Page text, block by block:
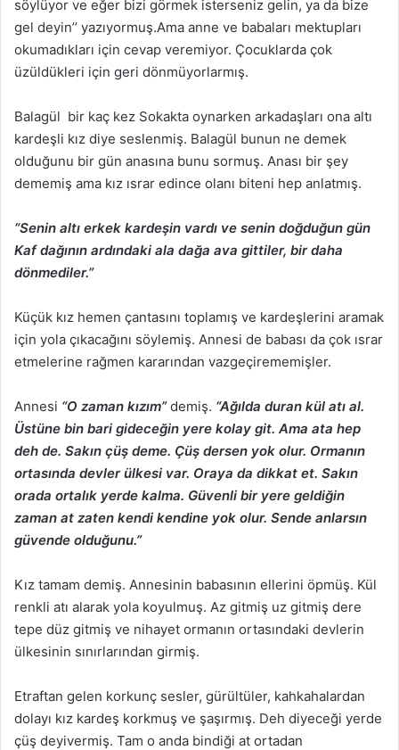
söylüyor ve eğer bizi görmek isterseniz gelin, ya da bize
gel deyin’’ yazıyormuş.Ama anne ve babaları mektupları
okumadıkları için cevap veremiyor. Çocuklarda çok
üzüldükleri için geri dönmüyorlarmış.
Balagül bir kaç kez Sokakta oynarken arkadaşları ona altı
kardeşli kız diye seslenmiş. Balagül bunun ne demek
olduğunu bir gün anasına bunu sormuş. Anası bir şey
dememiş ama kız ısrar edince olanı biteni hep anlatmış.
“Senin altı erkek kardeşin vardı ve senin doğduğun gün
Kaf dağının ardındaki ala dağa ava gittiler, bir daha
dönmediler.”
Küçük kız hemen çantasını toplamış ve kardeşlerini aramak
için yola çıkacağını söylemiş. Annesi de babası da çok ısrar
etmelerine rağmen kararından vazgeçirememişler.
Annesi “O zaman kızım”demiş. “Ağılda duran kül atı al.
Üstüne bin bari gideceğin yere kolay git. Ama ata hep
deh de. Sakın çüş deme. Çüş dersen yok olur. Ormanın
ortasında devler ülkesi var. Oraya da dikkat et. Sakın
orada ortalık yerde kalma. Güvenli bir yere geldiğin
zaman at zaten kendi kendine yok olur. Sende anlarsın
güvende olduğunu.”
Kız tamam demiş. Annesinin babasının ellerini öpmüş. Kül
renkli atı alarak yola koyulmuş. Az gitmiş uz gitmiş dere
tepe düz gitmiş ve nihayet ormanın ortasındaki devlerin
ülkesinin sınırlarından girmiş.
Etraftan gelen korkunç sesler, gürültüler, kahkahalardan
dolayı kız kardeş korkmuş ve şaşırmış. Deh diyeceği yerde
çüş deyivermiş. Tam o anda bindiği at ortadan